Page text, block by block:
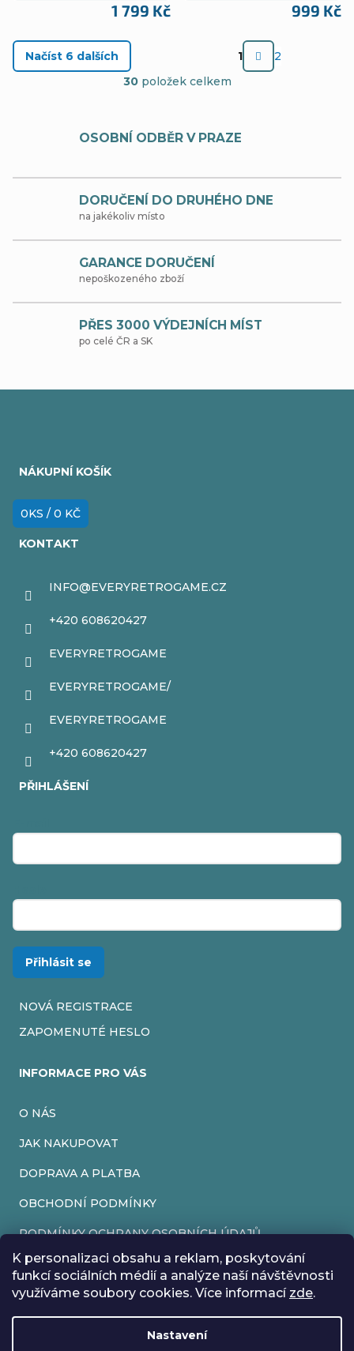
K personalizaci obsahu a reklam, poskytování
funkcí sociálních médií a analýze naší návštěvnosti
využíváme soubory cookies. Více informací zde.
Nastavení
1 799 Kč 999 Kč
O
l
d
a
c
í
p
y
Načíst 6 dalších
S
t
o
á
1
2
30položek celkem
OSOBNÍ ODBĚR V PRAZE
DORUČENÍ DO DRUHÉHO DNE
na jakékoliv místo
GARANCE DORUČENÍ
nepoškozeného zboží
PŘES 3000 VÝDEJNÍCH MÍST
po celé ČR a SK
NÁKUPNÍ KOŠÍK
0KS / 0 KČ
KONTAKT
INFO@EVERYRETROGAME.CZ
+420 608620427
EVERYRETROGAME
EVERYRETROGAME/
EVERYRETROGAME
+420 608620427
PŘIHLÁŠENÍ
Přihlásit se
NOVÁ REGISTRACE
ZAPOMENUTÉ HESLO
INFORMACE PRO VÁS
O NÁS
JAK NAKUPOVAT
DOPRAVA A PLATBA
OBCHODNÍ PODMÍNKY
PODMÍNKY OCHRANY OSOBNÍCH ÚDAJŮ
VRÁCENÍ ZBOŽÍ
REKLAMACE
Vytvořil Shoptet